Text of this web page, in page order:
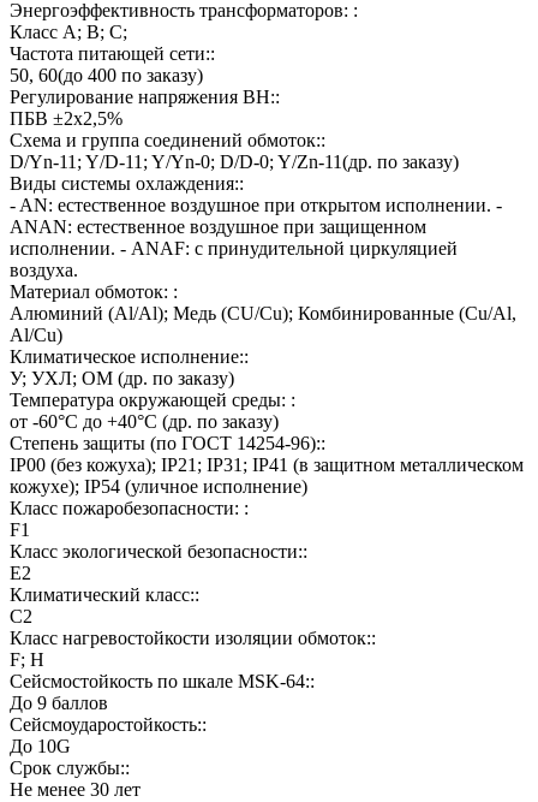
Энергоэффективность трансформаторов: :
Класс А; В; С;
Частота питающей сети::
50, 60(до 400 по заказу)
Регулирование напряжения ВН::
ПБВ ±2х2,5%
Схема и группа соединений обмоток::
D/Yn-11; Y/D-11; Y/Yn-0; D/D-0; Y/Zn-11(др. по заказу)
Виды системы охлаждения::
- AN: естественное воздушное при открытом исполнении. -
ANAN: естественное воздушное при защищенном
исполнении. - ANAF: с принудительной циркуляцией
воздуха.
Материал обмоток: :
Алюминий (Al/Al); Медь (CU/Cu); Комбинированные (Cu/Al,
Al/Cu)
Климатическое исполнение::
У; УХЛ; ОМ (др. по заказу)
Температура окружающей среды: :
от -60°C до +40°C (др. по заказу)
Степень защиты (по ГОСТ 14254-96)::
IP00 (без кожуха); IP21; IP31; IP41 (в защитном металлическом
кожухе); IP54 (уличное исполнение)
Класс пожаробезопасности: :
F1
Класс экологической безопасности::
E2
Климатический класс::
C2
Класс нагревостойкости изоляции обмоток::
F; H
Сейсмостойкость по шкале MSK-64::
До 9 баллов
Сейсмоударостойкость::
До 10G
Срок службы::
Не менее 30 лет